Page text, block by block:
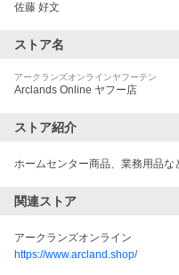
佐藤 好文
ストア名
アークランズオンラインヤフーテン
Arclands Online ヤフー店
ストア紹介
ホームセンター商品、業務用品な
関連ストア
アークランズオンライン
https://www.arcland.shop/